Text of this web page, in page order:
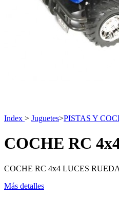
Index > Juguetes>PISTAS Y
COCHE RC
COCHE RC 4x4 LUCES
Más detalles